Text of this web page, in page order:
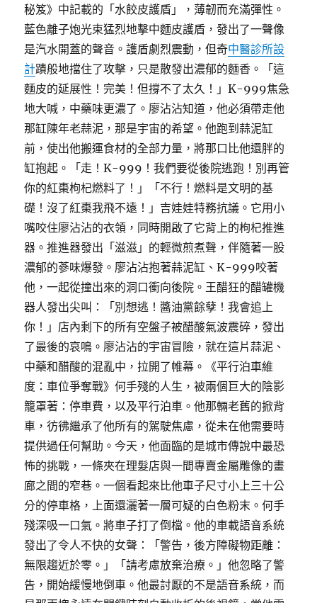
秘笈》中記載的「水餃皮護盾」，薄韌而充滿彈性。
藍色離子炮光束猛烈地擊中麵皮護盾，發出了一聲像
是汽水開蓋的聲音。護盾劇烈震動，但奇中醫診所設
計蹟般地擋住了攻擊，只是散發出濃郁的麵香。「這
麵皮的延展性！完美！但撐不了太久！」K-999焦急
地大喊，中藥味更濃了。廖沾沾知道，他必須帶走他
那缸陳年老蒜泥，那是宇宙的希望。他跑到蒜泥缸
前，使出他搬運食材的全部力量，將那口比他還胖的
缸抱起。「走！K-999！我們要從後院逃跑！別再管
你的紅棗枸杞燃料了！」「不行！燃料是文明的基
礎！沒了紅棗我飛不遠！」吉娃娃特務抗議。它用小
嘴咬住廖沾沾的衣領，同時開啟了它背上的枸杞推進
器。推進器發出「滋滋」的輕微煎煮聲，伴隨著一股
濃郁的蔘味爆發。廖沾沾抱著蒜泥缸、K-999咬著
他，一起從撞出來的洞口衝向後院。王醋狂的醋罐機
器人發出尖叫：「別想逃！醬油黨餘孽！我會追上
你！」店內剩下的所有空盤子被醋酸氣波震碎，發出
了最後的哀鳴。廖沾沾的宇宙冒險，就在這片蒜泥、
中藥和醋酸的混亂中，拉開了帷幕。《平行泊車維
度：車位爭奪戰》何手殘的人生，被兩個巨大的陰影
籠罩著：停車費，以及平行泊車。他那輛老舊的掀背
車，彷彿繼承了他所有的駕駛焦慮，從未在他需要時
提供過任何幫助。今天，他面臨的是城市傳說中最恐
怖的挑戰，一條夾在理髮店與一間專賣金屬雕像的畫
廊之間的窄巷。一個看起來比他車子尺寸小上三十公
分的停車格，上面還灑著一層可疑的白色粉末。何手
殘深吸一口氣。將車子打了倒檔。他的車載語音系統
發出了令人不快的女聲：「警告，後方障礙物距離：
無限趨近於零。」「請考慮放棄治療。」他忽略了警
告，開始緩慢地倒車。他最討厭的不是語音系統，而